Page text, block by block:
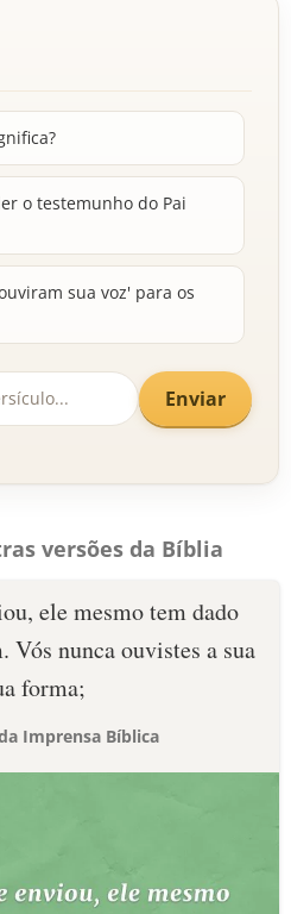
o testemunho do Pai
sua voz' para os
Enviar
versões da Bíblia
ele mesmo tem dado
Vós nunca ouvistes a sua
forma;
Imprensa Bíblica